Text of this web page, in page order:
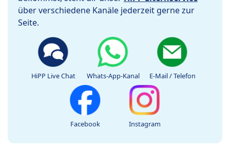
über verschiedene Kanäle jederzeit gerne zur
Seite.
HiPP Live Chat Whats-App-Kanal E-Mail / Telefon
Facebook Instagram